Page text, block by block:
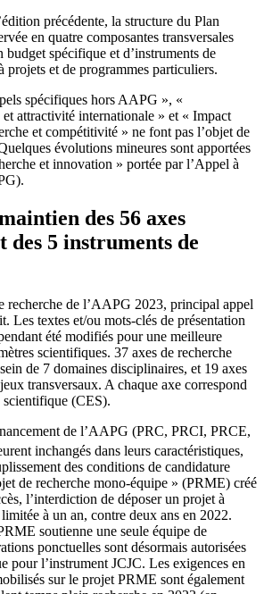
précédente, la structure du Plan
en quatre composantes transversales
budget spécifique et d’instruments de
projets et de programmes particuliers.
spécifiques hors AAPG », «
attractivité internationale » et « Impact
et compétitivité » ne font pas l’objet de
évolutions mineures sont apportées
et innovation » portée par l’Appel à
des 56 axes
des 5 instruments de
recherche de l’AAPG 2023, principal appel
Les textes et/ou mots-clés de présentation
été modifiés pour une meilleure
scientifiques. 37 axes de recherche
de 7 domaines disciplinaires, et 19 axes
transversaux. A chaque axe correspond
scientifique (CES).
de l’AAPG (PRC, PRCI, PRCE,
inchangés dans leurs caractéristiques,
des conditions de candidature
de recherche mono-équipe » (PRME) créé
l’interdiction de déposer un projet à
à un an, contre deux ans en 2022.
soutienne une seule équipe de
ponctuelles sont désormais autorisées
pour l’instrument JCJC. Les exigences en
sur le projet PRME sont également